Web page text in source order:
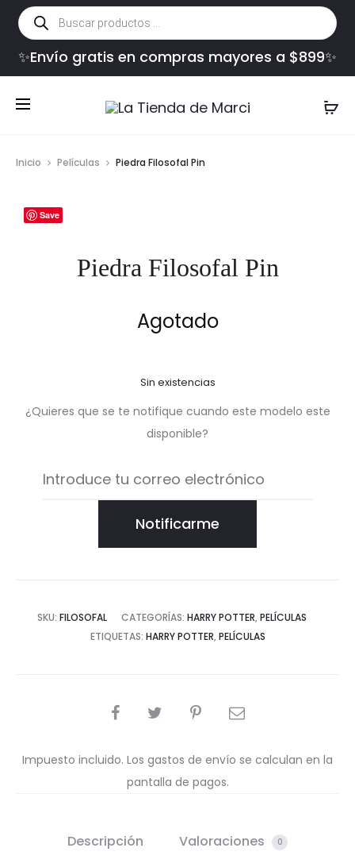
Búsqueda
de
productos
✨Envío gratis en compras mayores a $899✨
Inicio Películas Piedra Filosofal Pin
Save
Piedra Filosofal Pin
Agotado
Sin existencias
¿Quieres que se te notifique cuando este modelo este
disponible?
Notificarme
SKU: FILOSOFAL CATEGORÍAS: HARRY POTTER, PELÍCULAS
ETIQUETAS: HARRY POTTER, PELÍCULAS
COMPARTIR
Impuesto incluido. Los gastos de envío se calculan en la
pantalla de pagos.
Descripción Valoraciones 0